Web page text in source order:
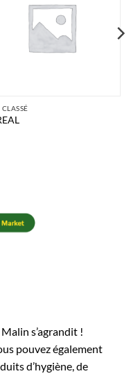
s’agrandit !
pouvez également
d’hygiène, de